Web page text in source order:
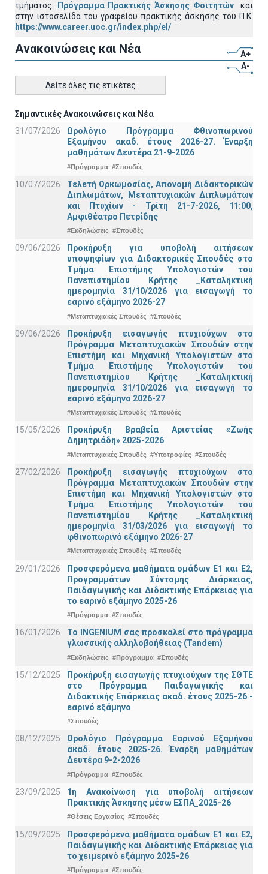
τμήματος:
Πρόγραμμα Πρακτικής Άσκησης Φοιτητώνκαι
στην ιστοσελίδα του γραφείου πρακτικής άσκησης του Π.Κ.
https://www.career.uoc.gr/index.php/el/
Ανακοινώσεις και Νέα
A+
A-
Δείτε όλες τις ετικέτες
Σημαντικές Ανακοινώσεις και Νέα
31/07/2026
Ωρολόγιο Πρόγραμμα Φθινοπωρινού
Εξαμήνου ακαδ. έτους 2026-27. Έναρξη
μαθημάτων Δευτέρα 21-9-2026
#Πρόγραμμα #Σπουδές
10/07/2026
Τελετή Ορκωμοσίας, Απονομή Διδακτορικών
Διπλωμάτων, Μεταπτυχιακών Διπλωμάτων
και Πτυχίων - Τρίτη 21-7-2026, 11:00,
Αμφιθέατρο Πετρίδης
#Εκδηλώσεις #Σπουδές
09/06/2026
Προκήρυξη για υποβολή αιτήσεων
υποψηφίων για Διδακτορικές Σπουδές στο
Τμήμα Eπιστήμης Υπολογιστών του
Πανεπιστημίου Κρήτης _Καταληκτική
ημερομηνία 31/10/2026 για εισαγωγή το
εαρινό εξάμηνο 2026-27
#Μεταπτυχιακές Σπουδές #Σπουδές
09/06/2026
Προκήρυξη εισαγωγής πτυχιούχων στo
Πρόγραμμα Μεταπτυχιακών Σπουδών στην
Επιστήμη και Μηχανική Υπολογιστών στο
Τμήμα Eπιστήμης Υπολογιστών του
Πανεπιστημίου Κρήτης _Καταληκτική
ημερομηνία 31/10/2026 για εισαγωγή το
εαρινό εξάμηνο 2026-27
#Μεταπτυχιακές Σπουδές #Σπουδές
15/05/2026
Προκήρυξη Βραβεία Αριστείας «Ζωής
Δημητριάδη» 2025-2026
#Μεταπτυχιακές Σπουδές #Υποτροφίες #Σπουδές
27/02/2026
Προκήρυξη εισαγωγής πτυχιούχων στo
Πρόγραμμα Μεταπτυχιακών Σπουδών στην
Επιστήμη και Μηχανική Υπολογιστών στο
Τμήμα Eπιστήμης Υπολογιστών του
Πανεπιστημίου Κρήτης _Καταληκτική
ημερομηνία 31/03/2026 για εισαγωγή το
φθινοπωρινό εξάμηνο 2026-27
#Μεταπτυχιακές Σπουδές #Σπουδές
29/01/2026
Προσφερόμενα μαθήματα ομάδων Ε1 και Ε2,
Προγραμμάτων Σύντομης Διάρκειας,
Παιδαγωγικής και Διδακτικής Επάρκειας για
το εαρινό εξάμηνο 2025-26
#Πρόγραμμα #Σπουδές
16/01/2026
Το INGENIUM σας προσκαλεί στο πρόγραμμα
γλωσσικής αλληλοβοήθειας (Tandem)
#Εκδηλώσεις #Πρόγραμμα #Σπουδές
15/12/2025
Προκήρυξη εισαγωγής πτυχιούχων της ΣΘΤΕ
στο Πρόγραμμα Παιδαγωγικής και
Διδακτικής Επάρκειας ακαδ. έτους 2025-26 -
εαρινό εξάμηνο
#Σπουδές
08/12/2025
Ωρολόγιο Πρόγραμμα Εαρινού Εξαμήνου
ακαδ. έτους 2025-26. Έναρξη μαθημάτων
Δευτέρα 9-2-2026
#Πρόγραμμα #Σπουδές
23/09/2025
1η Ανακοίνωση για υποβολή αιτήσεων
Πρακτικής Άσκησης μέσω ΕΣΠΑ_2025-26
#Θέσεις Εργασίας #Σπουδές
15/09/2025
Προσφερόμενα μαθήματα ομάδων Ε1 και Ε2,
Παιδαγωγικής και Διδακτικής Επάρκειας για
το χειμερινό εξάμηνο 2025-26
#Πρόγραμμα #Σπουδές